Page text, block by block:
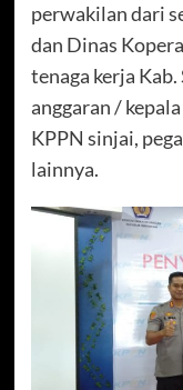
perwakilan dari
dan Dinas
tenaga kerja
anggaran /
KPPN sinjai,
lainnya.